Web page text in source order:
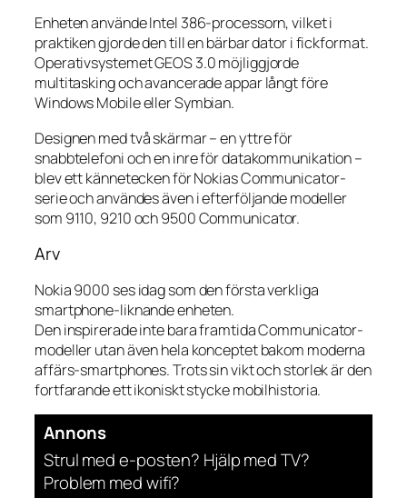
Enheten använde Intel 386-processorn, vilket i
praktiken gjorde den till en bärbar dator i fickformat.
Operativsystemet GEOS 3.0 möjliggjorde
multitasking och avancerade appar långt före
Windows Mobile eller Symbian.
Designen med två skärmar – en yttre för
snabbtelefoni och en inre för datakommunikation –
blev ett kännetecken för Nokias Communicator-
serie och användes även i efterföljande modeller
som 9110, 9210 och 9500 Communicator.
Arv
Nokia 9000 ses idag som den första verkliga
smartphone-liknande enheten.
Den inspirerade inte bara framtida Communicator-
modeller utan även hela konceptet bakom moderna
affärs-smartphones. Trots sin vikt och storlek är den
fortfarande ett ikoniskt stycke mobilhistoria.
Annons
Strul med e-posten? Hjälp med TV?
Problem med wifi?